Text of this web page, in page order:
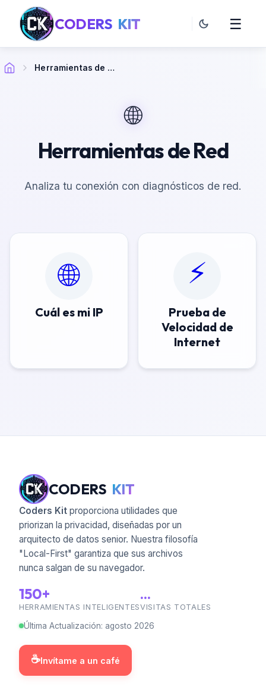
CODERS KIT ☰
Herramientas de Red
🌐
Herramientas de Red
Analiza tu conexión con diagnósticos de red.
🌐
Cuál es mi IP
⚡
Prueba de
Velocidad de
Internet
CODERS KIT
Coders Kit proporciona utilidades que
priorizan la privacidad, diseñadas por un
arquitecto de datos senior. Nuestra filosofía
"Local-First" garantiza que sus archivos
nunca salgan de su navegador.
150+
HERRAMIENTAS INTELIGENTES
...
VISITAS TOTALES
Última Actualización: agosto 2026
☕Invítame a un café